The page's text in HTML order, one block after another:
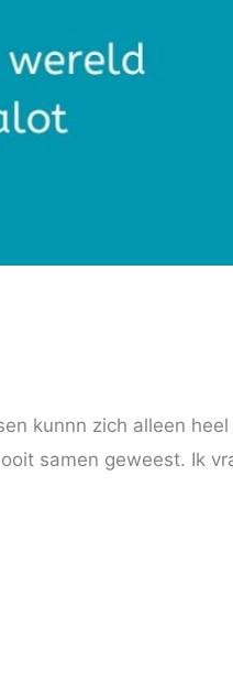
kunnn zich alleen
samen geweest. Ik